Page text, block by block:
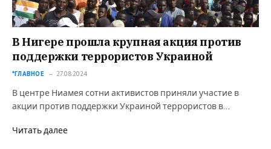
В Нигере прошла крупная акция против
поддержки террористов Украиной
*ГЛАВНОЕ 27.08.2024
В центре Ниамея сотни активистов приняли участие в
акции против поддержки Украиной террористов в…
Читать далее